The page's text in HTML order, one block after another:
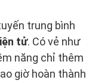
trung bình
tử. Có vẻ như
năng chỉ thêm
giờ hoàn thành